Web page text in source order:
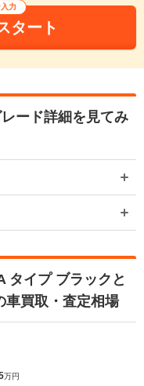
力
タート
ード詳細を見てみ
タイプ ブラックと
車買取・査定相場
万円